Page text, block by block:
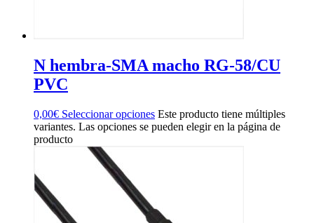
N hembra-SMA macho RG-58/CU
PVC
0,00€ Seleccionar opciones Este producto tiene múltiples
variantes. Las opciones se pueden elegir en la página de
producto